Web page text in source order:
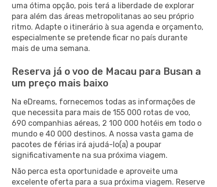
uma ótima opção, pois terá a liberdade de explorar
para além das áreas metropolitanas ao seu próprio
ritmo. Adapte o itinerário à sua agenda e orçamento,
especialmente se pretende ficar no país durante
mais de uma semana.
Reserva já o voo de Macau para Busan a
um preço mais baixo
Na eDreams, fornecemos todas as informações de
que necessita para mais de 155 000 rotas de voo,
690 companhias aéreas, 2 100 000 hotéis em todo o
mundo e 40 000 destinos. A nossa vasta gama de
pacotes de férias irá ajudá-lo(a) a poupar
significativamente na sua próxima viagem.
Não perca esta oportunidade e aproveite uma
excelente oferta para a sua próxima viagem. Reserve